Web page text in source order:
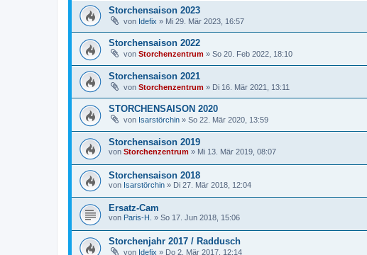
Storchensaison 2023
von Idefix » Mi 29. Mär 2023, 16:57
Storchensaison 2022
von Storchenzentrum » So 20. Feb 2022, 18:10
Storchensaison 2021
von Storchenzentrum » Di 16. Mär 2021, 13:11
STORCHENSAISON 2020
von Isarstörchin » So 22. Mär 2020, 13:59
Storchensaison 2019
von Storchenzentrum » Mi 13. Mär 2019, 08:07
Storchensaison 2018
von Isarstörchin » Di 27. Mär 2018, 12:04
Ersatz-Cam
von Paris-H. » So 17. Jun 2018, 15:06
Storchenjahr 2017 / Raddusch
von Idefix » Do 2. Mär 2017, 12:14